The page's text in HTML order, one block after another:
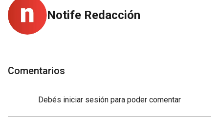
Notife Redacción
Comentarios
Debés iniciar sesión para poder comentar